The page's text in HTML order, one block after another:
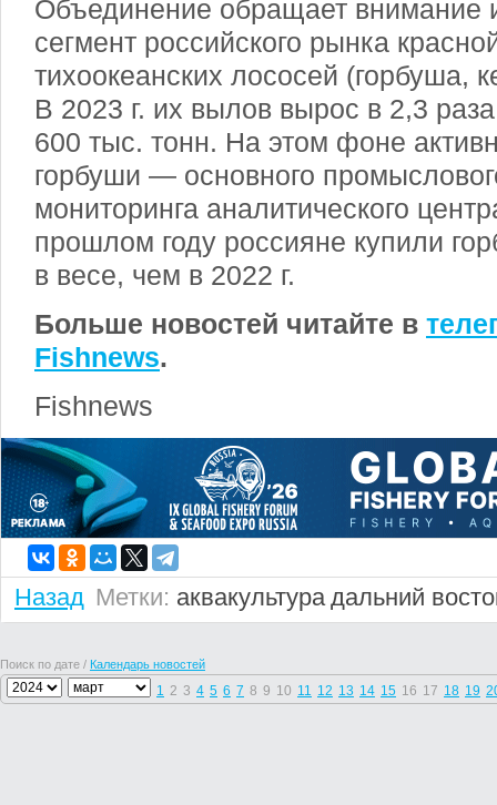
Объединение обращает внимание
сегмент российского рынка
тихоокеанских лососей (горбуша,
В 2023 г. их вылов вырос в 2,3
600 тыс. тонн. На этом фоне
горбуши — основного
мониторинга аналитического
прошлом году россияне купили
в весе, чем в 2022 г.
Больше новостей читайте в
Fishnews.
Fishnews
Назад Метки: аквакультура дальний
Поиск по дате / Календарь новостей
1 2 3 4 5 6 7 8 9 10 11 12 13 14 15 16 17 18 19